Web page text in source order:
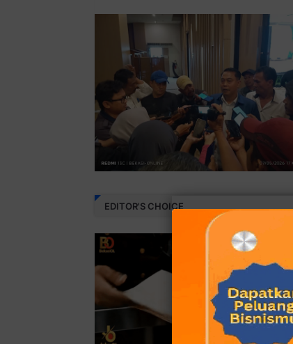
EDITOR'S CHOICE